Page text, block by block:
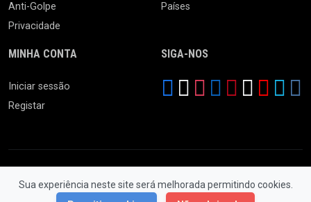
Sua experiência neste site será melhorada permitindo cookies.
Anti-Golpe
Privacidade
Países
MINHA CONTA
Iniciar sessão
Registar
SIGA-NOS
© 2026 Feira da Ladra. Todos os Direitos Reservados.